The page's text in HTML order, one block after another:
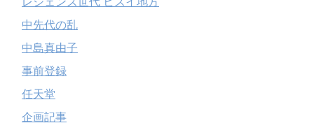
中先代の乱
中島真由子
事前登録
任天堂
企画記事